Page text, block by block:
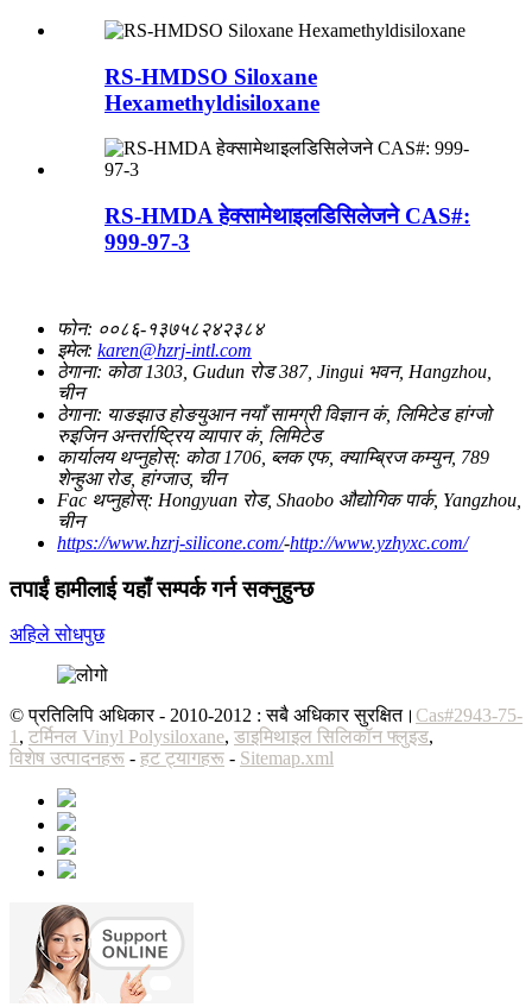
RS-HMDSO Siloxane
Hexamethyldisiloxane
RS-HMDA हेक्सामेथाइलडिसिलेजने CAS#:
999-97-3
फोन: ००८६-१३७५८२४२३८४
इमेल: karen@hzrj-intl.com
ठेगाना: कोठा 1303, Gudun रोड 387, Jingui भवन, Hangzhou,
चीन
ठेगाना: याङझाउ होङयुआन नयाँ सामग्री विज्ञान कं, लिमिटेड हांग्जो
रुइजिन अन्तर्राष्ट्रिय व्यापार कं, लिमिटेड
कार्यालय थप्नुहोस्: कोठा 1706, ब्लक एफ, क्याम्ब्रिज कम्युन, 789
शेन्हुआ रोड, हांग्जाउ, चीन
Fac थप्नुहोस्: Hongyuan रोड, Shaobo औद्योगिक पार्क, Yangzhou,
चीन
https://www.hzrj-silicone.com/-http://www.yzhyxc.com/
तपाईं हामीलाई यहाँ सम्पर्क गर्न सक्नुहुन्छ
अहिले सोधपुछ
© प्रतिलिपि अधिकार - 2010-2012 : सबै अधिकार सुरक्षित। Cas#2943-75-
1 , टर्मिनल Vinyl Polysiloxane, डाइमिथाइल सिलिकॉन फ्लुइड,
विशेष उत्पादनहरू - हट ट्यागहरू - Sitemap.xml